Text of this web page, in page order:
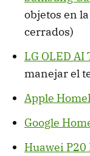
objetos en
cerrados)
LG OLED AI
manejar el
Apple
Google
Huawei P20